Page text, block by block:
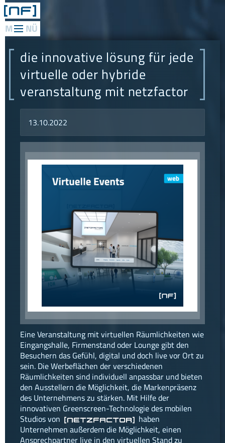
web
applications
mediadesign
network
consulting
philosophie
referenzen
die innovative lösung für jede
virtuelle oder hybride
veranstaltung mit netzfactor
13.10.2022
Eine Veranstaltung mit virtuellen Räumlichkeiten wie
Eingangshalle, Firmenstand oder Lounge gibt den
Besuchern das Gefühl, digital und doch live vor Ort zu
sein. Die Werbeflächen der verschiedenen
Räumlichkeiten sind individuell anpassbar und bieten
den Ausstellern die Möglichkeit, die Markenpräsenz
des Unternehmens zu stärken. Mit Hilfe der
innovativen Greenscreen-Technologie des mobilen
Studios von [netzfactor] haben
Unternehmen außerdem die Möglichkeit, einen
Ansprechpartner live in den virtuellen Stand zu